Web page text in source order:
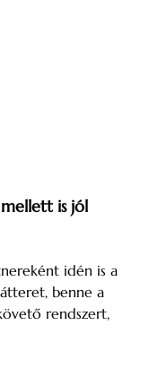
is jól
idén is a
benne a
rendszert,